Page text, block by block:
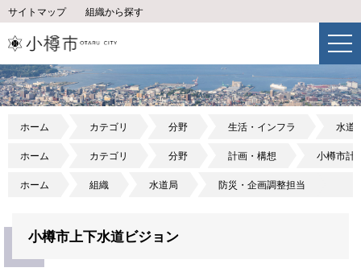
サイトマップ 組織から探す
ホーム カテゴリ 分野 生活・インフラ 水道
ホーム カテゴリ 分野 計画・構想 小樽市計
ホーム 組織 水道局 防災・企画調整担当
小樽市上下水道ビジョン